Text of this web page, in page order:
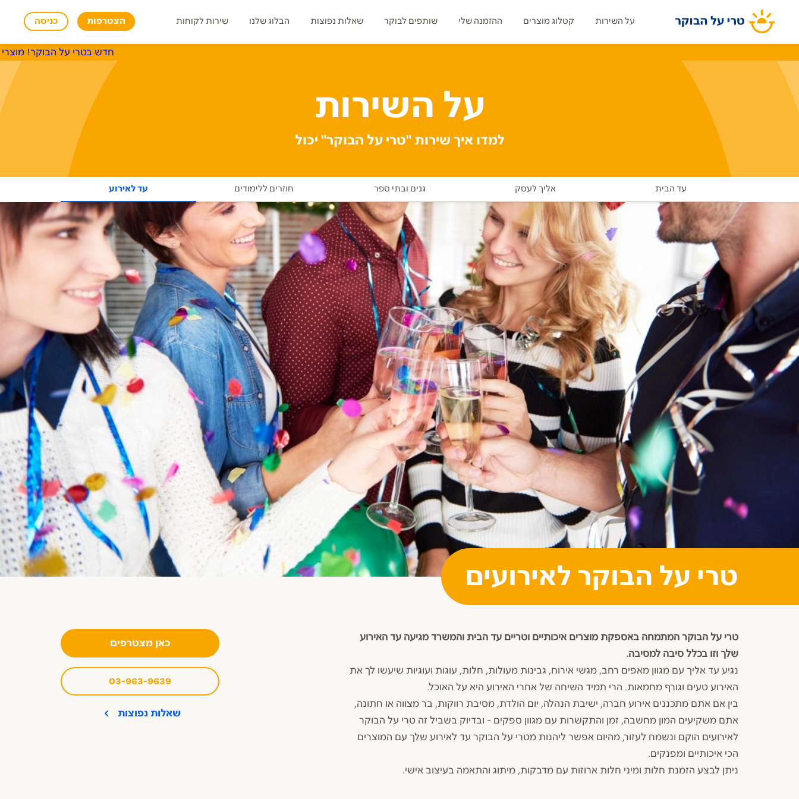
חדש בטרי על הבוקר! מוצרי
על השירות קטלוג מוצרים ההזמנה שלי שותפים לבוקר שאלות נפוצות הבלוג שלנו שירות לקוחות הצטרפות כניסה
על השירות
למדו איך שירות "טרי על הבוקר" יכול
עד הבית אליך לעסק גנים ובתי ספר חוזרים ללימודים עד לאירוע
טרי על הבוקר לאירועים
טרי על הבוקר המתמחה באספקת מוצרים איכותיים וטריים עד הבית והמשרד מגיעה עד האירוע
שלך וזו בכלל סיבה למסיבה.
נגיע עד אליך עם מגוון מאפים רחב, מגשי אירוח, גבינות מעולות, חלות, עוגות ועוגיות שיעשו לך את
האירוע טעים וגורף מחמאות. הרי תמיד השיחה של אחרי האירוע היא על האוכל.
בין אם אתם מתכננים אירוע חברה, ישיבת הנהלה, יום הולדת, מסיבת רווקות, בר מצווה או חתונה,
אתם משקיעים המון מחשבה, זמן והתקשרות עם מגוון ספקים - ובדיוק בשביל זה טרי על הבוקר
לאירועים הוקם ונשמח לעזור, מהיום אפשר ליהנות מטרי על הבוקר עד לאירוע שלך עם המוצרים
הכי איכותיים ומפנקים.
ניתן לבצע הזמנת חלות ומיני חלות ארוזות עם מדבקות, מיתוג והתאמה בעיצוב אישי.
כאן מצטרפים
03-963-9639
שאלות נפוצות